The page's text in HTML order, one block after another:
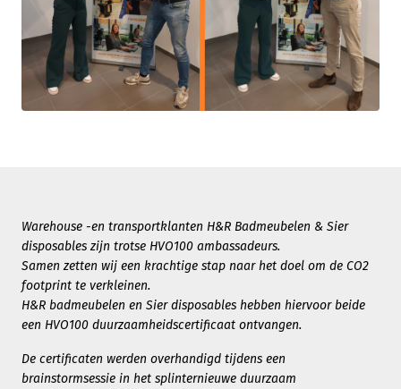
Warehouse -en transportklanten H&R Badmeubelen & Sier
disposables zijn trotse HVO100 ambassadeurs.
Samen zetten wij een krachtige stap naar het doel om de CO2
footprint te verkleinen.
H&R badmeubelen en Sier disposables hebben hiervoor beide
een HVO100 duurzaamheidscertificaat ontvangen.
De certificaten werden overhandigd tijdens een
brainstormsessie in het splinternieuwe duurzaam